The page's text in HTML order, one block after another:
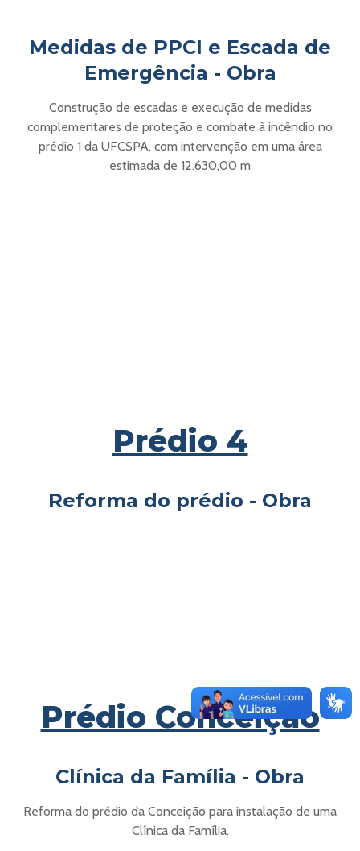
Medidas de PPCI e Escada de
Emergência - Obra
Construção de escadas e execução de medidas
complementares de proteção e combate à incêndio no
prédio 1 da UFCSPA, com intervenção em uma área
estimada de 12.630,00 m
Prédio 4
Reforma do prédio - Obra
Prédio Conceição
Clínica da Família - Obra
Reforma do prédio da Conceição para instalação de uma
Clínica da Família.